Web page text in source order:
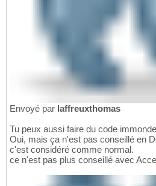
Envoyé par laffreuxthomas
Tu peux aussi faire du code
Oui, mais ça n'est pas conseillé en
c'est considéré comme normal.
ce n'est pas plus conseillé avec